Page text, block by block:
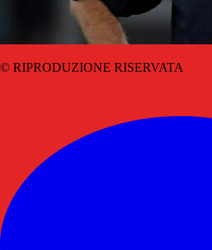
© RIPRODUZIONE RISERVATA